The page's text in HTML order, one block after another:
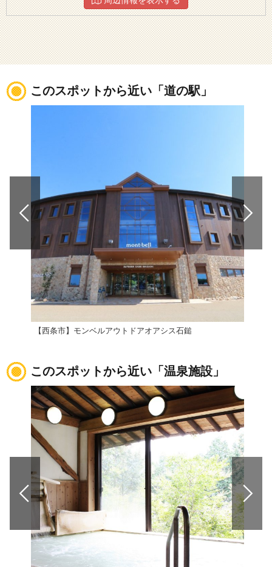
このスポットから近い「道の駅」
【西条市】モンベルアウトドアオアシス石鎚
このスポットから近い「温泉施設」